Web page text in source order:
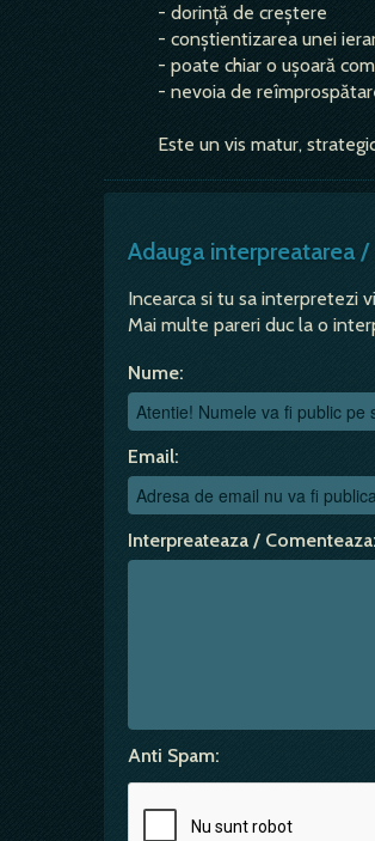
- dorință de creștere
- conștientizarea unei
- poate chiar o ușoară
- nevoia de
Este un vis matur,
Adauga interpreatarea
Incearca si tu sa interpretezi
Mai multe pareri duc la o
Nume:
Email:
Interpreateaza / Comenteaza:
Anti Spam: